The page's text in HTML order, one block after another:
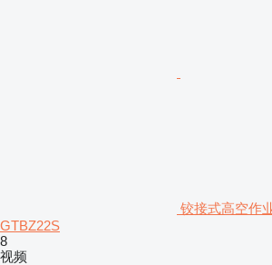
铰接式高空作
GTBZ22S
8
视频